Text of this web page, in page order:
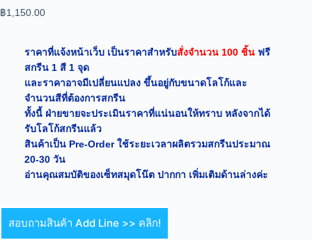
฿1,150.00
ราคาที่แจ้งหน้าเว็บ เป็นราคาสำหรับสั่งจำนวน 100 ชิ้น ฟรี
สกรีน 1 สี 1 จุด
และราคาอาจมีเปลี่ยนแปลง ขึ้นอยู่กับขนาดโลโก้และ
จำนวนสีที่ต้องการสกรีน
ทั้งนี้ ฝ่ายขายจะประเมินราคาที่แน่นอนให้ทราบ หลังจากได้
รับโลโก้สกรีนแล้ว
สินค้าเป็น Pre-Order ใช้ระยะเวลาผลิตรวมสกรีนประมาณ
20-30 วัน
อ่านคุณสมบัติของเซ็ทสมุดโน๊ต ปากกา เพิ่มเติมด้านล่างค่ะ
สอบถามสินค้า Add Line >> คลิก!